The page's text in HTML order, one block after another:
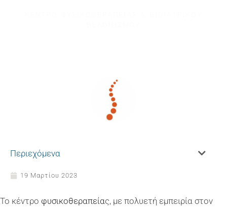
Περιεχόμενα
19 Μαρτίου 2023
Το κέντρο φυσικοθεραπείας, με πολυετή εμπειρία στον